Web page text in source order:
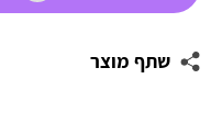
שתף מוצר